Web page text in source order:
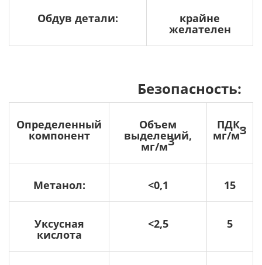
Обдув детали: крайне
желателен
Безопасность:
Определенный
компонент
Объем
выделений,
мг/мЗ
ПДК,
мг/мЗ
Метанол: <0,1 15
Уксусная
кислота
<2,5 5